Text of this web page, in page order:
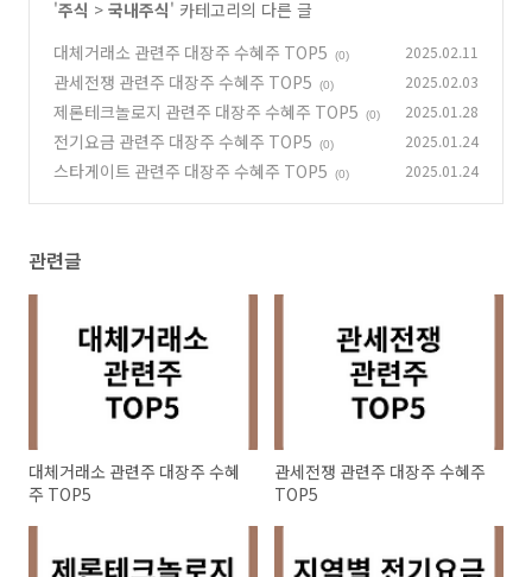
'주식 > 국내주식' 카테고리의 다른 글
대체거래소 관련주 대장주 수혜주 TOP5
(0) 2025.02.11
관세전쟁 관련주 대장주 수혜주 TOP5 (0) 2025.02.03
제론테크놀로지 관련주 대장주 수혜주 TOP5 (0) 2025.01.28
전기요금 관련주 대장주 수혜주 TOP5 (0) 2025.01.24
스타게이트 관련주 대장주 수혜주 TOP5 (0) 2025.01.24
관련글
대체거래소 관련주 대장주 수혜
주 TOP5
관세전쟁 관련주 대장주 수혜주
TOP5